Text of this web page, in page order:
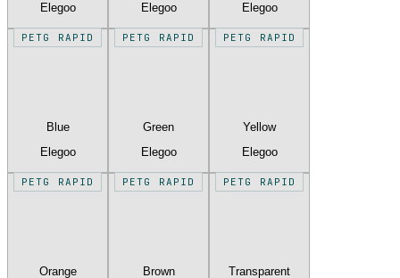
Elegoo
Elegoo
Elegoo
PETG RAPID
Blue
Elegoo
PETG RAPID
Green
Elegoo
PETG RAPID
Yellow
Elegoo
PETG RAPID
Orange
PETG RAPID
Brown
PETG RAPID
Transparent